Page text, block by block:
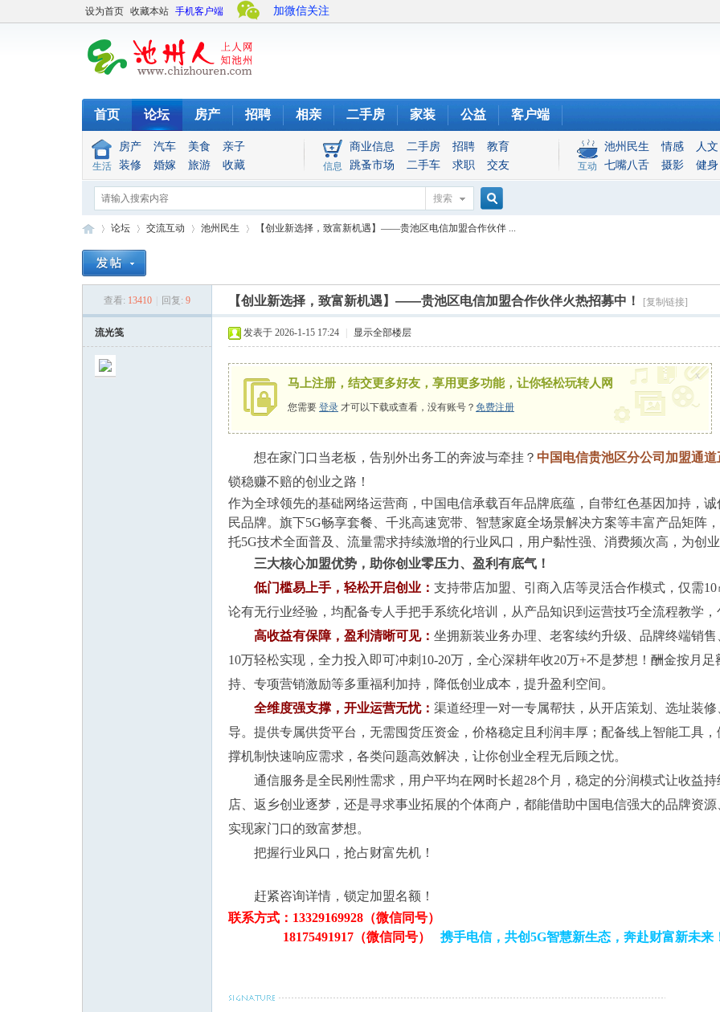
设为首页 收藏本站 手机客户端
首页 论坛 房产 招聘 相亲 二手房 家装 公益 客户端
生活
房产 汽车 美食
亲子
装修
婚嫁 旅游 收藏 信息
商业信息 二手房 招聘
教育
跳蚤市场
二手车 求职 交友 互动
池州民生 情感
人文
七嘴八舌
摄影 健身
加微信关注
搜索
搜
论坛
›
交流互动
›
池州民生
›
【创业新选择，致富新机遇】——贵池区电信加盟合作伙伴 ...
查看: 13410 回复: 9 【创业新选择，致富新机遇】——贵池区电信加盟合作伙伴火热招募中！ [复制链接]
流光笺 发表于 2026-1-15 17:24 显示全部楼层
马上注册，结交更多好友，享用更多功能，让你轻松玩转人网
您需要 登录 才可以下载或查看，没有账号？ 免费注册
x
想在家门口当老板，告别外出务工的奔波与牵挂？ 中国电信贵池区分公司加盟通
锁稳赚不赔的创业之路！
作为全球领先的基础网络运营商，中国电信承载百年品牌底蕴，自带红色基因加持，
民品牌。旗下5G畅享套餐、千兆高速宽带、智慧家庭全场景解决方案等丰富产品矩阵
托5G技术全面普及、流量需求持续激增的行业风口，用户黏性强、消费频次高，为创
三大核心加盟优势，助你创业零压力、盈利有底气！
低门槛易上手，轻松开启创业： 支持带店加盟、引商入店等灵活合作模式，仅需
论有无行业经验，均配备专人手把手系统化培训，从产品知识到运营技巧全流程教学
高收益有保障，盈利清晰可见： 坐拥新装业务办理、老客续约升级、品牌终端销
10万轻松实现，全力投入即可冲刺10-20万，全心深耕年收20万+不是梦想！酬金按月
持、专项营销激励等多重福利加持，降低创业成本，提升盈利空间。
全维度强支撑，开业运营无忧： 渠道经理一对一专属帮扶，从开店策划、选址装
导。提供专属供货平台，无需囤货压资金，价格稳定且利润丰厚；配备线上智能工具
撑机制快速响应需求，各类问题高效解决，让你创业全程无后顾之忧。
通信服务是全民刚性需求，用户平均在网时长超28个月，稳定的分润模式让收益
店、返乡创业逐梦，还是寻求事业拓展的个体商户，都能借助中国电信强大的品牌资
实现家门口的致富梦想。
把握行业风口，抢占财富先机！
赶紧咨询详情，锁定加盟名额！
联系方式：13329169928（微信同号）
18175491917（微信同号）
携手电信，共创5G智慧新生态，奔赴财富新未来